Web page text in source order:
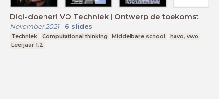
Digi-doener! VO Techniek | Ontwerp de toekomst
November 2021- 6 slides
Techniek Computational thinking Middelbare school
havo, vwo
Leerjaar 1,2